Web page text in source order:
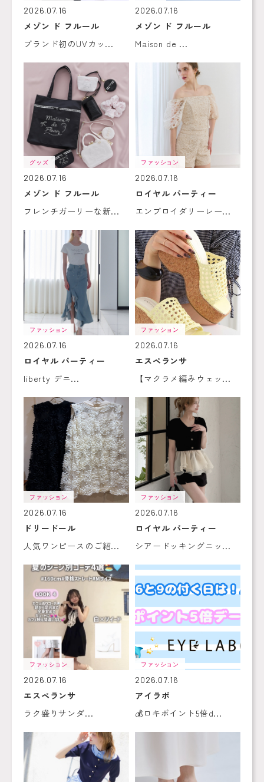
2026.07.16
メゾン ド フルール
ブランド初のUVカッ...
2026.07.16
メゾン ド フルール
Maison de ...
グッズ
2026.07.16
メゾン ド フルール
フレンチガーリーな新...
ファッション
2026.07.16
ロイヤル パーティー
エンブロイダリーレー...
ファッション
2026.07.16
ロイヤル パーティー
liberty デニ...
ファッション
2026.07.16
エスペランサ
【マクラメ編みウェッ...
ファッション
2026.07.16
ドリードール
人気ワンピースのご紹...
ファッション
2026.07.16
ロイヤル パーティー
シアードッキングニッ...
ファッション
2026.07.16
エスペランサ
ラク盛りサンダ...
ファッション
2026.07.16
アイラボ
💰ロキポイント5倍d...